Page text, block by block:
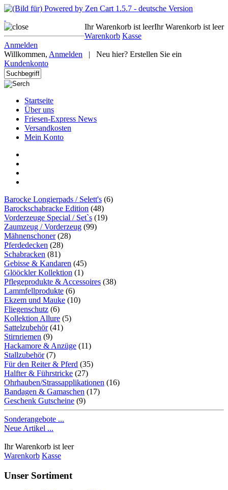
Ihr Warenkorb ist leer
Warenkorb Kasse
Ihr Warenkorb ist leer
Anmelden
Willkommen, Anmelden |
Neu hier? Erstellen Sie ein
Kundenkonto
Startseite
Über uns
Friesen-Express News
Versandkosten
Mein Konto
Barocke Longierpads / Selett's (6)
Barockschabracke Edition (48)
Vorderzeuge Special / Set`s (19)
Zaumzeug / Vorderzeug (99)
Mähnenschoner(28)
Pferdedecken (28)
Schabracken (81)
Gebisse & Kandaren (45)
Glööckler Kollektion (1)
Pflegeprodukte & Accessoires (38)
Lammfellprodukte (6)
Ekzem und Mauke (10)
Fliegenschutz (6)
Kollektion Allure (5)
Sattelzubehör(41)
Stirnriemen (9)
Hackamore & Anzüge (11)
Stallzubehör(7)
Für den Reiter & Pferd (35)
Halfter & Führstricke (27)
Ohrhauben/Strassapplikationen (16)
Bandagen & Gamaschen (17)
Geschenk Gutscheine (9)
Sonderangebote ...
Neue Artikel ...
Ihr Warenkorb ist leer
Warenkorb Kasse
Unser Sortiment